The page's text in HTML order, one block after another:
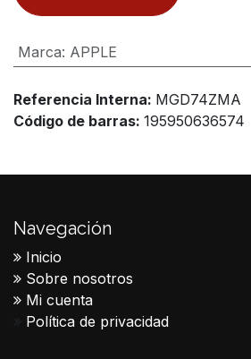
Marca: APPLE
Referencia Interna: MGD74ZMA
Código de barras: 195950636574
Navegación
Inicio
Sobre nosotros
Mi cuenta
Política de privacidad